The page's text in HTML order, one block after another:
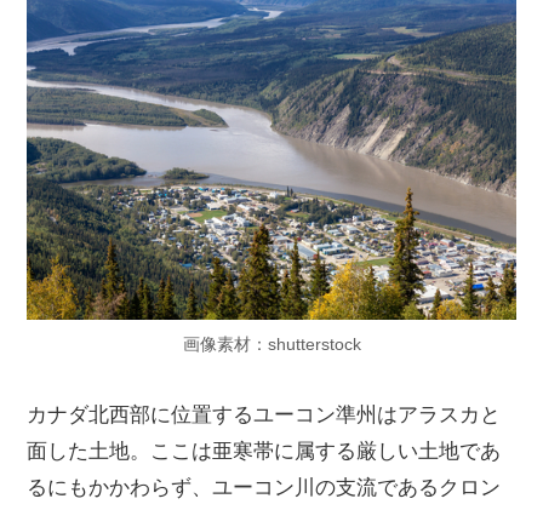
画像素材：shutterstock
カナダ北西部に位置するユーコン準州はアラスカと
面した土地。ここは亜寒帯に属する厳しい土地であ
るにもかかわらず、ユーコン川の支流であるクロン